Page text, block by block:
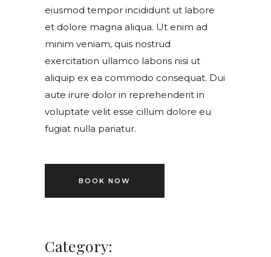
eiusmod tempor incididunt ut labore
et dolore magna aliqua. Ut enim ad
minim veniam, quis nostrud
exercitation ullamco laboris nisi ut
aliquip ex ea commodo consequat. Dui
aute irure dolor in reprehenderit in
voluptate velit esse cillum dolore eu
fugiat nulla pariatur.
BOOK NOW
Category: